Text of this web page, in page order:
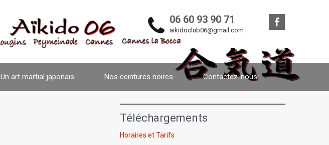
06 60 93 90 71
aikidoclub06@gmail.com
Un art martial japonais Nos ceintures noires Contactez-nous
Téléchargements
Horaires et Tarifs